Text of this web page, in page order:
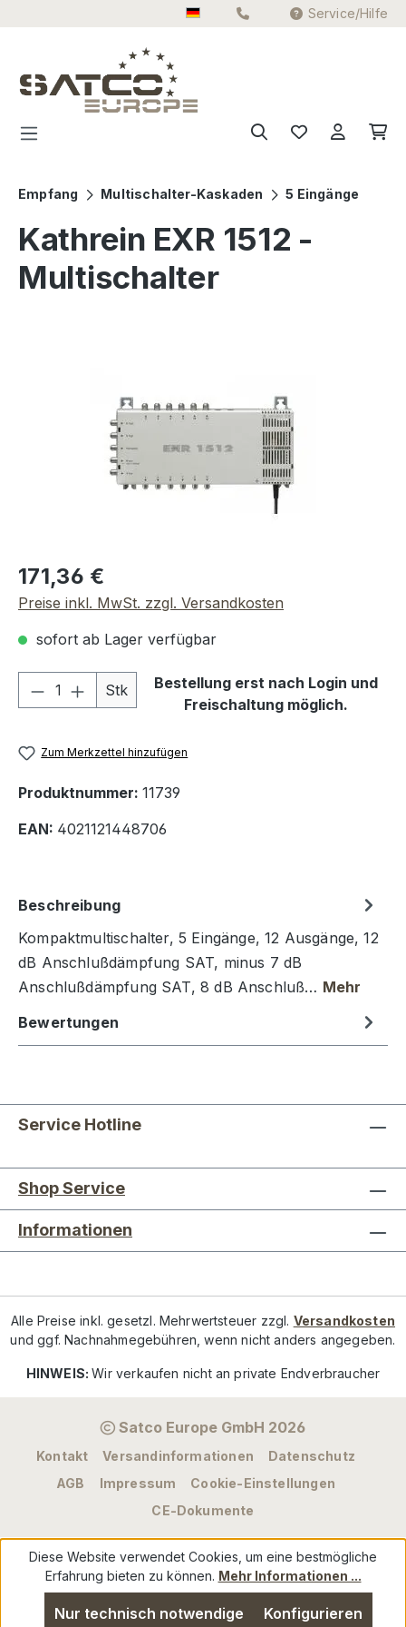
Zum Hauptinhalt springen Service/Hilfe
Empfang Multischalter-Kaskaden 5 Eingänge
Kathrein EXR 1512 -
Multischalter
Regulärer Preis:
171,36 €
Preise inkl. MwSt. zzgl. Versandkosten
sofort ab Lager verfügbar
Produkt Anzahl: Gib den
Stk
Bestellung erst nach Login und
Freischaltung möglich.
Zum Merkzettel hinzufügen
Produktnummer: 11739
EAN: 4021121448706
Beschreibung
Kompaktmultischalter, 5 Eingänge, 12 Ausgänge, 12
dB Anschlußdämpfung SAT, minus 7 dB
Anschlußdämpfung SAT, 8 dB Anschluß… Mehr
Bewertungen
Service Hotline
Shop Service
Informationen
Alle Preise inkl. gesetzl. Mehrwertsteuer zzgl. Versandkosten
und ggf. Nachnahmegebühren, wenn nicht anders angegeben.
HINWEIS:Wir verkaufen nicht an private Endverbraucher
Satco Europe GmbH 2026
Kontakt Versandinformationen
Datenschutz
AGB
Impressum
Cookie-Einstellungen
CE-Dokumente
Diese Website verwendet Cookies, um eine bestmögliche
Erfahrung bieten zu können. Mehr Informationen ...
Nur technisch notwendige Konfigurieren